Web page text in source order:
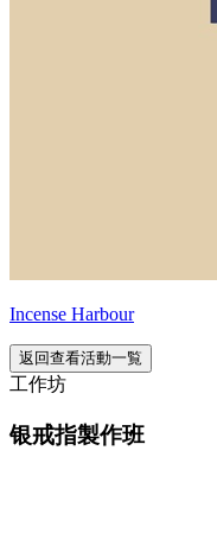
Incense Harbour
返回查看活動一覧
工作坊
银戒指製作班